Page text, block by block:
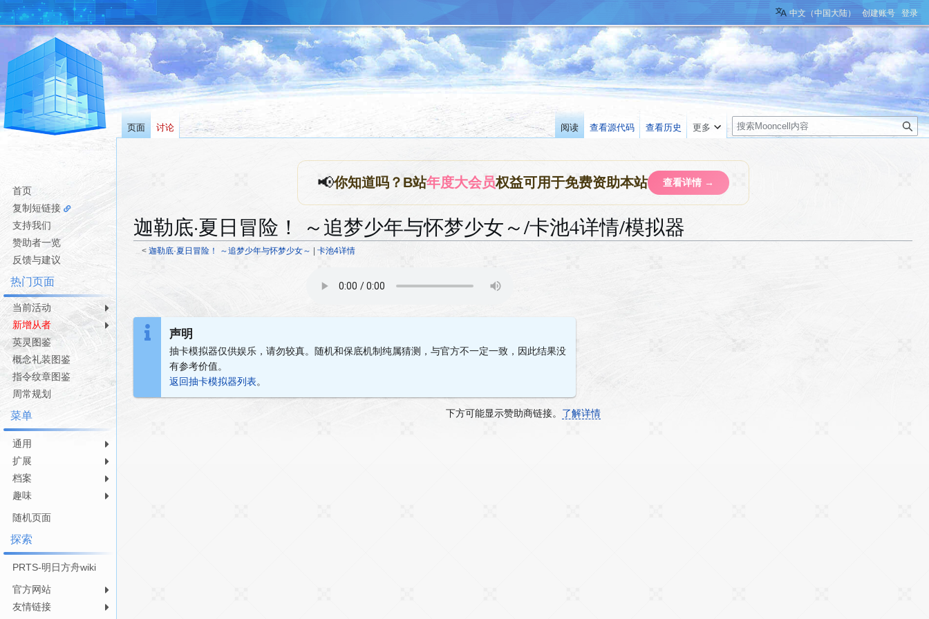
📢你知道吗？B站年度大会员权益可用于免费资助本站 查看详情 →
迦勒底·夏日冒险！ ～追梦少年与怀梦少女～/卡池4详情/模拟器
< 迦勒底·夏日冒险！ ～追梦少年与怀梦少女～ 卡池4详情
导
搜
声明
抽卡模拟器仅供娱乐，请勿较真。随机和保底机制纯属猜测，与官方不一定一致，因此结果没
有参考价值。
返回抽卡模拟器列表。
下方可能显示赞助商链接。 了解详情
中文（中国大陆） 创建账号 登录
页面 讨论 阅读 查看源代码 查看历史 更多
搜
索
首页
复制短链接
支持我们
赞助者一览
反馈与建议
热门页面
当前活动
新增从者
英灵图鉴
概念礼装图鉴
指令纹章图鉴
周常规划
菜单
通用
扩展
档案
趣味
随机页面
探索
PRTS-明日方舟wiki
官方网站
友情链接